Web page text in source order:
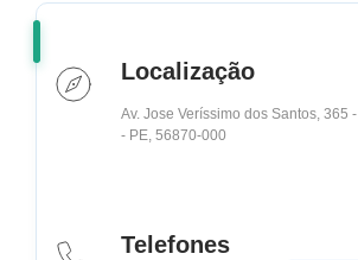
Localização
Av. Jose Veríssimo dos Santos, 365
- PE, 56870-000
Telefones